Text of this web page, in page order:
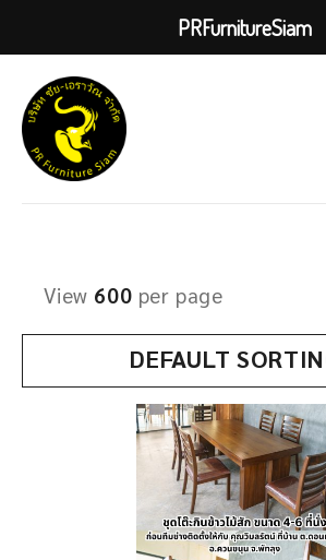
DEFAULT
View 600 per page
PRFurnitureSiam